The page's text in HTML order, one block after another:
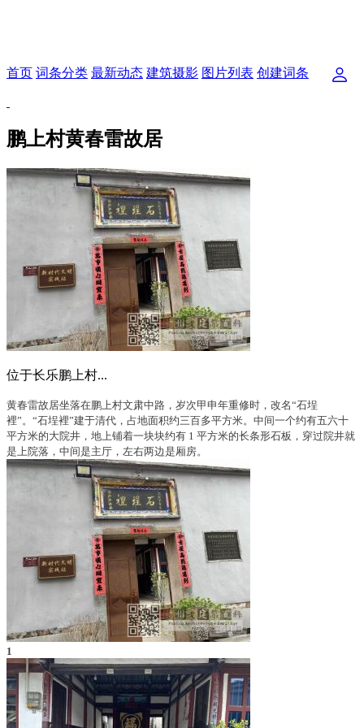
首页 词条分类 最新动态 建筑摄影 图片列表 创建词条
鹏上村黄春雷故居
位于长乐鹏上村...
黄春雷故居坐落在鹏上村文肃中路， 岁次甲申年重修时，改名“石埕
裡”。“石埕裡”建于清代，占地面积约三百多平方米。中间一个约有五六十
平方米的大院井，地上铺着一块块约有 1 平方米的长条形石板， 穿过院井就
是上院落，中间是主厅，左右两边是厢房。
1